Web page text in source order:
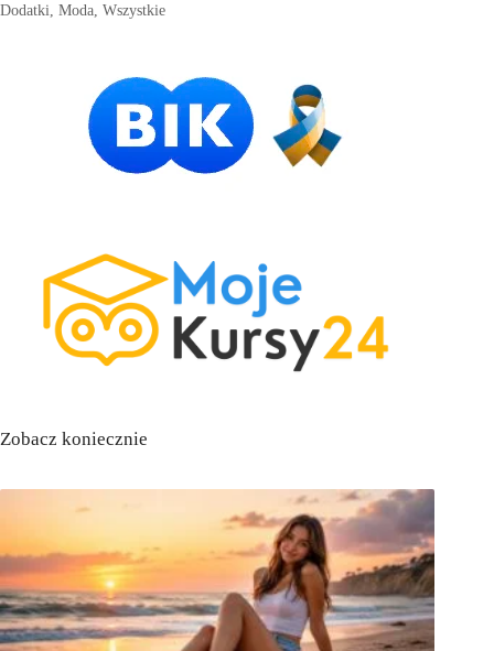
Dodatki Moda Wszystkie
Zobacz koniecznie